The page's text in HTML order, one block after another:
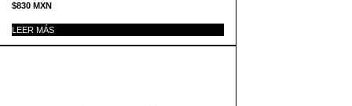
$830 MXN
LEER MÁS